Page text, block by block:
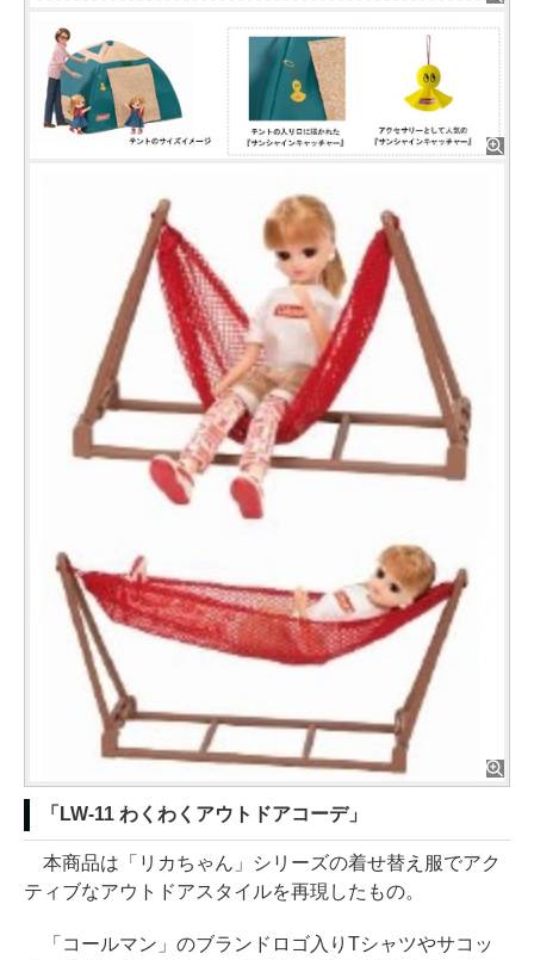
「LW-11 わくわくアウトドアコーデ」
本商品は「リカちゃん」シリーズの着せ替え服でアク
ティブなアウトドアスタイルを再現したもの。
「コールマン」のブランドロゴ入りTシャツやサコッ